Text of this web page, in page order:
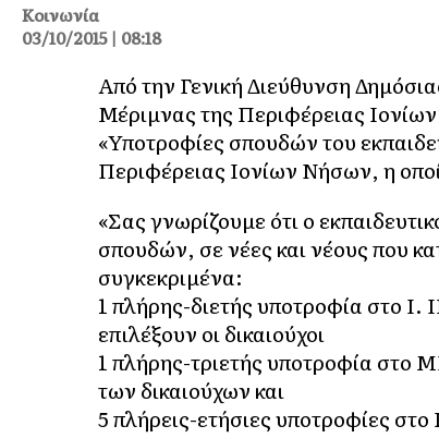
Κοινωνία
03/10/2015 | 08:18
Από την Γενική Διεύθυνση
Μέριμνας της Περιφέρειας
«Υποτροφίες σπουδών του
Περιφέρειας Ιονίων Νήσων, η
«Σας γνωρίζουμε ότι ο
σπουδών, σε νέες και νέους που
συγκεκριμένα:
1 πλήρης-διετής υποτροφία στο
επιλέξουν οι δικαιούχοι
1 πλήρης-τριετής υποτροφία στο
των δικαιούχων και
5 πλήρεις-ετήσιες υποτροφίες